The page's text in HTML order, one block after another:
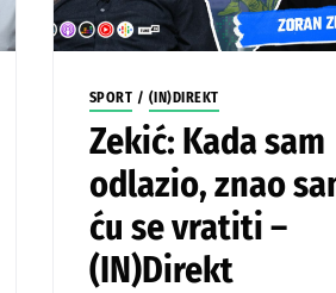
SPORT / (IN)DIREKT
Zekić: Kada sam
odlazio, znao
ću se vratiti –
(IN)Direkt